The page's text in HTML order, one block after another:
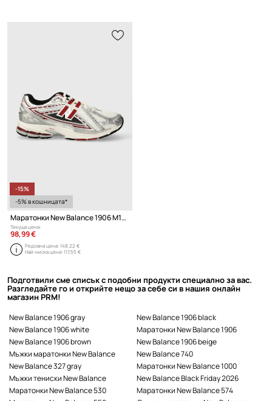
-15%
-5% в кошницата*
Маратонки New Balance 1906 M1906REA
Текуща цена:
98,99 €
Редовна цена:148,22 €
Най-ниска цена:117,55 €
Подготвили сме списък с подобни продукти специално за вас.
Разгледайте го и открийте нещо за себе си в нашия онлайн
магазин PRM!
New Balance 1906 gray
New Balance 1906 black
New Balance 1906 white
Маратонки New Balance 1906
New Balance 1906 brown
New Balance 1906 beige
Мъжки маратонки New Balance
New Balance 740
New Balance 327 gray
Маратонки New Balance 1000
Мъжки тениски New Balance
New Balance Black Friday 2026
Маратонки New Balance 530
Маратонки New Balance 574